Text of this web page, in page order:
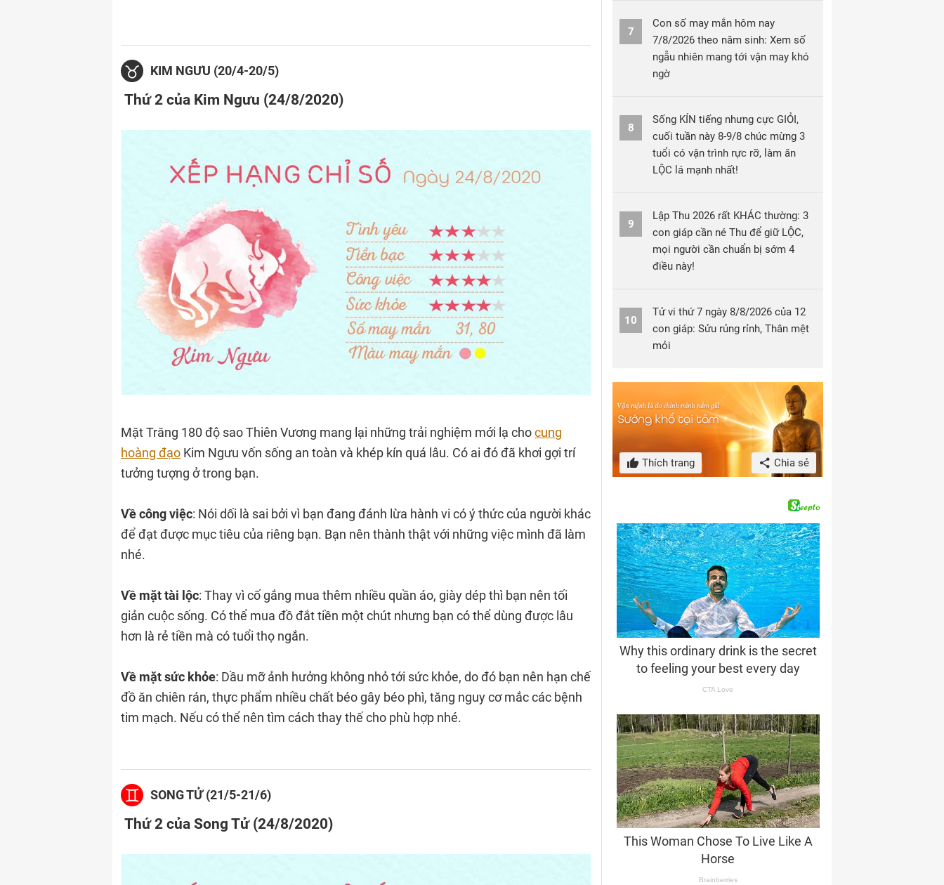
KIM NGƯU (20/4-20/5)
Thứ 2 của Kim Ngưu (24/8/2020)
Mặt Trăng 180 độ sao Thiên Vương mang lại những trải nghiệm mới lạ chocung
hoàng đạo Kim Ngưu vốn sống an toàn và khép kín quá lâu. Có ai đó đã khơi gợi trí
tưởng tượng ở trong bạn.
Về công việc: Nói dối là sai bởi vì bạn đang đánh lừa hành vi có ý thức của người khác
để đạt được mục tiêu của riêng bạn. Bạn nên thành thật với những việc mình đã làm
nhé.
Về mặt tài lộc: Thay vì cố gắng mua thêm nhiều quần áo, giày dép thì bạn nên tối
giản cuộc sống. Có thể mua đồ đắt tiền một chút nhưng bạn có thể dùng được lâu
hơn là rẻ tiền mà có tuổi thọ ngắn.
Về mặt sức khỏe: Dầu mỡ ảnh hưởng không nhỏ tới sức khỏe, do đó bạn nên hạn chế
đồ ăn chiên rán, thực phẩm nhiều chất béo gây béo phì, tăng nguy cơ mắc các bệnh
tim mạch. Nếu có thể nên tìm cách thay thế cho phù hợp nhé.
SONG TỬ (21/5-21/6)
Thứ 2 của Song Tử (24/8/2020)
7
Con số may mắn hôm nay
7/8/2026 theo năm sinh: Xem số
ngẫu nhiên mang tới vận may khó
ngờ
8
Sống KÍN tiếng nhưng cực GIỎI,
cuối tuần này 8-9/8 chúc mừng 3
tuổi có vận trình rực rỡ, làm ăn
LỘC lá mạnh nhất!
9
Lập Thu 2026 rất KHÁC thường: 3
con giáp cần né Thu để giữ LỘC,
mọi người cần chuẩn bị sớm 4
điều này!
10
Tử vi thứ 7 ngày 8/8/2026 của 12
con giáp: Sửu rủng rỉnh, Thân mệt
mỏi
Thích trang Chia sẻ